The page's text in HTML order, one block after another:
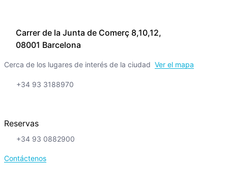
Carrer de la Junta de Comerç 8,10,12,
08001 Barcelona
Cerca de los lugares de interés de la ciudad Ver el mapa
+34 93 3188970
Reservas
+34 93 0882900
Contáctenos